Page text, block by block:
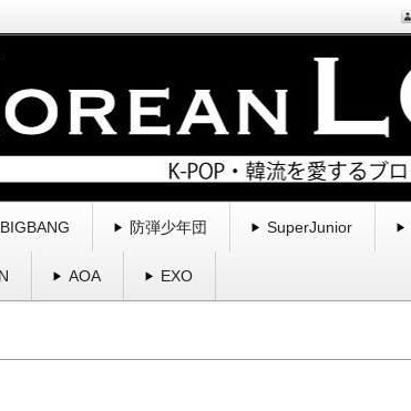
する | コリアンラブ
ていくブログ。
BIGBANG 防弾少年団 SuperJunior
AOA EXO